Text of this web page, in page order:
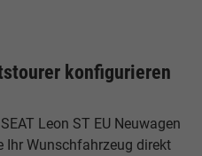
konfigurieren
Leon ST EU Neuwagen
Ihr Wunschfahrzeug direkt